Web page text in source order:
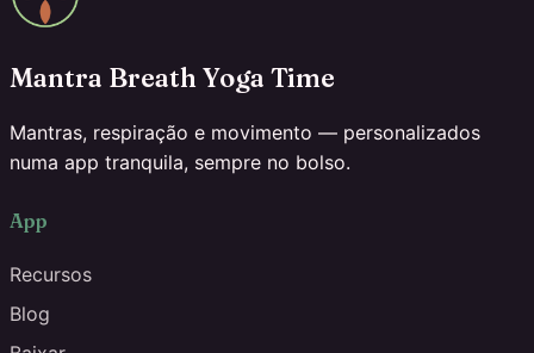
Mantra Breath Yoga Time
Mantras, respiração e movimento — personalizados
numa app tranquila, sempre no bolso.
App
Recursos
Blog